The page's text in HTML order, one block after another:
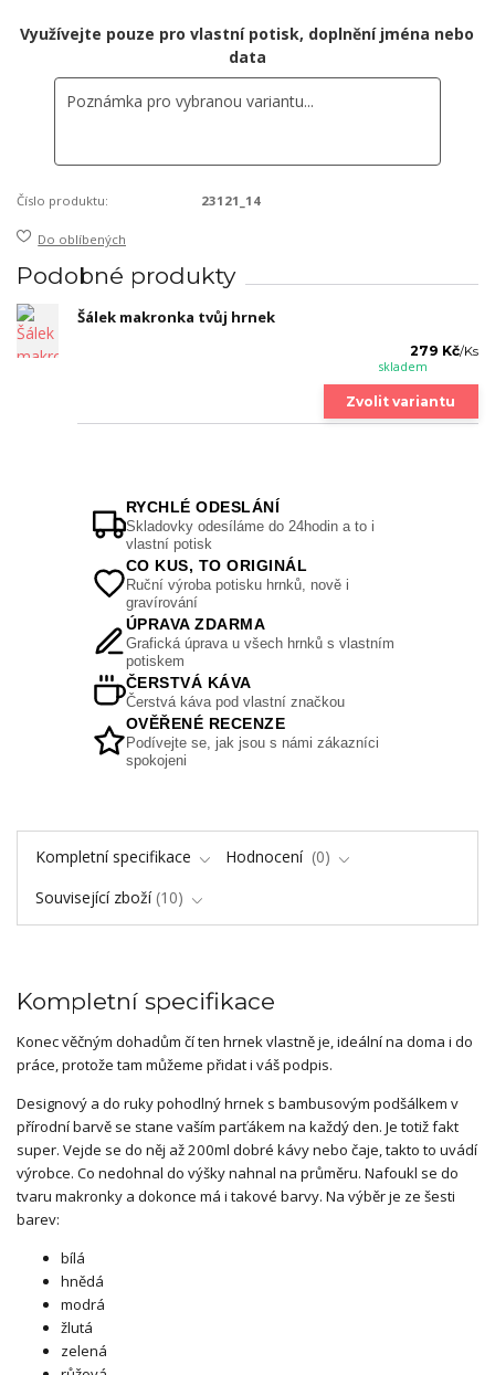
Využívejte pouze pro vlastní potisk, doplnění jména nebo
data
Číslo produktu: 23121_14
Do oblíbených
Podobné produkty
Šálek makronka tvůj hrnek
279 Kč/Ks
skladem
Zvolit variantu
RYCHLÉ ODESLÁNÍ
Skladovky odesíláme do 24hodin a to i
vlastní potisk
CO KUS, TO ORIGINÁL
Ruční výroba potisku hrnků, nově i
gravírování
ÚPRAVA ZDARMA
Grafická úprava u všech hrnků s vlastním
potiskem
ČERSTVÁ KÁVA
Čerstvá káva pod vlastní značkou
OVĚŘENÉ RECENZE
Podívejte se, jak jsou s námi zákazníci
spokojeni
Kompletní specifikace Hodnocení
0
Související zboží 10
Kompletní specifikace
Konec věčným dohadům čí ten hrnek vlastně je, ideální na doma i do
práce, protože tam můžeme přidat i váš podpis.
Designový a do ruky pohodlný hrnek s bambusovým podšálkem v
přírodní barvě se stane vaším parťákem na každý den. Je totiž fakt
super. Vejde se do něj až 200ml dobré kávy nebo čaje, takto to uvádí
výrobce. Co nedohnal do výšky nahnal na průměru. Nafoukl se do
tvaru makronky a dokonce má i takové barvy. Na výběr je ze šesti
barev:
bílá
hnědá
modrá
žlutá
zelená